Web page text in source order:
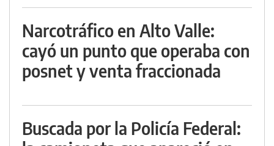
Narcotráfico en Alto Valle:
cayó un punto que operaba con
posnet y venta fraccionada
Buscada por la Policía Federal: